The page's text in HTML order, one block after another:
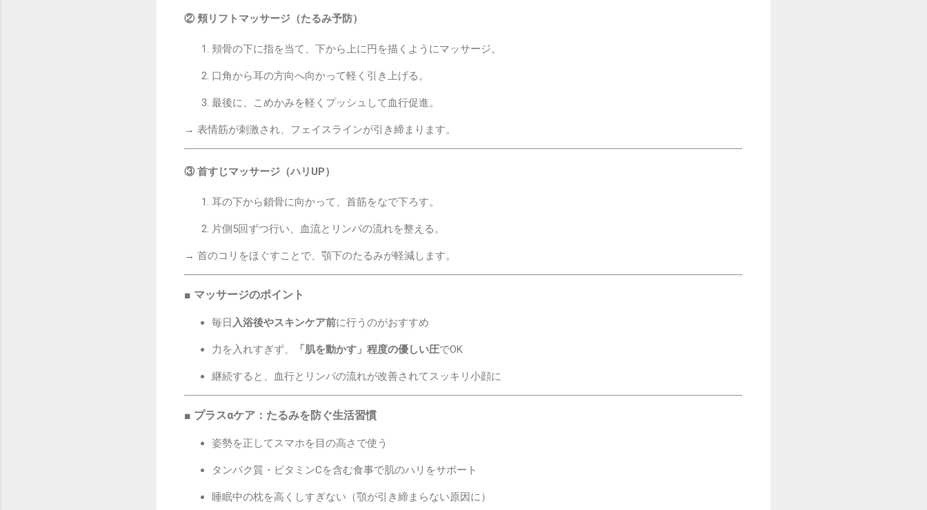
② 頬リフトマッサージ（たるみ予防）
頬骨の下に指を当て、下から上に円を描くようにマッサージ。
口角から耳の方向へ向かって軽く引き上げる。
最後に、こめかみを軽くプッシュして血行促進。
→ 表情筋が刺激され、フェイスラインが引き締まります。
③ 首すじマッサージ（ハリUP）
耳の下から鎖骨に向かって、首筋をなで下ろす。
片側5回ずつ行い、血流とリンパの流れを整える。
→ 首のコリをほぐすことで、顎下のたるみが軽減します。
■ マッサージのポイント
毎日 入浴後やスキンケア前に行うのがおすすめ
力を入れすぎず、 「肌を動かす」程度の優しい圧でOK
継続すると、血行とリンパの流れが改善されてスッキリ小顔に
■ プラスαケア：たるみを防ぐ生活習慣
姿勢を正してスマホを目の高さで使う
タンパク質・ビタミンCを含む食事で肌のハリをサポート
睡眠中の枕を高くしすぎない（顎が引き締まらない原因に）